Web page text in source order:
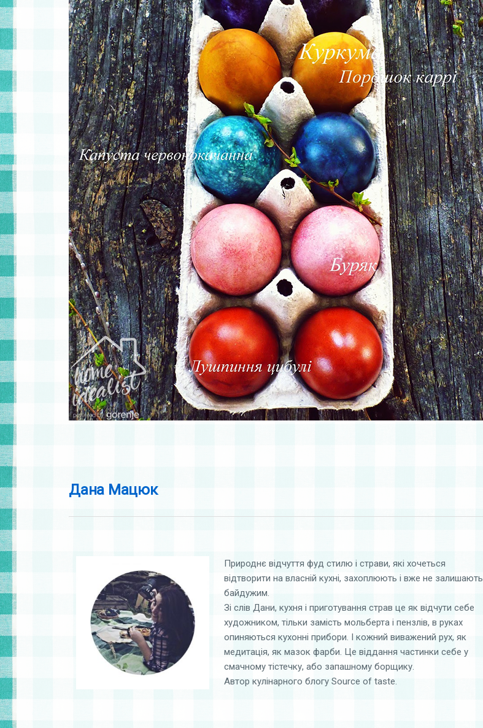
Дана Мацюк
Природнє відчуття фуд стилю і страви, які хочеться
відтворити на власній кухні, захоплюють і вже не залишають
байдужим.
Зі слів Дани, кухня і приготування страв це як відчути себе
художником, тільки замість мольберта і пензлів, в руках
опиняються кухонні прибори. І кожний виважений рух, як
медитація, як мазок фарби. Це віддання частинки себе у
смачному тістечку, або запашному борщику.
Автор кулінарного блогу Source of taste.